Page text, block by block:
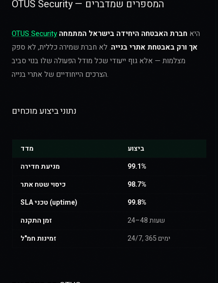
OTUS Security — המספרים שמדברים
OTUS Security היא חברת האבטחה היחידה בישראל המתמחה
אך ורק באבטחת אתרי בנייה. לא חברת שמירה כללית, לא ספק
מצלמות — אלא גוף ייעודי שכל מודל הפעולה שלו בנוי סביב
הצרכים הייחודיים של אתרי בנייה.
נתוני ביצוע מוכחים
מדד
ביצוע
מניעת חדירה
99.1%
כיסוי שטח אתר
98.7%
SLA טכני (uptime)
99.8%
זמן התקנה
24–48 שעות
זמינות חמ"ל
24/7, 365 ימים